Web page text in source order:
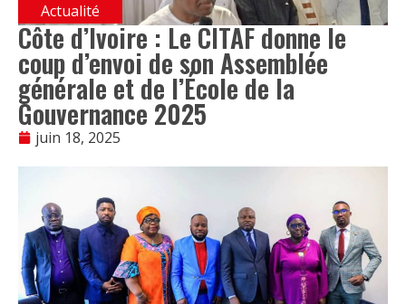
Actualité
Côte d’Ivoire : Le CITAF donne le
coup d’envoi de son Assemblée
générale et de l’École de la
Gouvernance 2025
juin 18, 2025